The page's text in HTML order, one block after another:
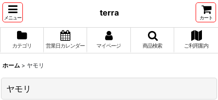
メニュー
terra
カート
カテゴリ 営業日カレンダー マイページ 商品検索 ご利用案内
ホーム > ヤモリ
ヤモリ